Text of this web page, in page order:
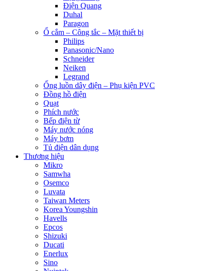
Điện Quang
Duhal
Paragon
Ổ cắm – Công tắc – Mặt thiết bị
Philips
Panasonic/Nano
Schneider
Neiken
Legrand
Ống luồn dây điện – Phụ kiện PVC
Đồng hồ điện
Quạt
Phích nước
Bếp điện từ
Máy nước nóng
Máy bơm
Tủ điện dân dụng
Thương hiệu
Mikro
Samwha
Osemco
Luvata
Taiwan Meters
Korea Youngshin
Havells
Epcos
Shizuki
Ducati
Enerlux
Sino